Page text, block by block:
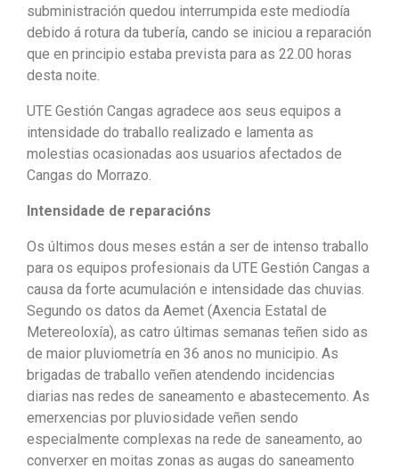
subministración quedou interrumpida este mediodía
debido á rotura da tubería, cando se iniciou a reparación
que en principio estaba prevista para as 22.00 horas
desta noite.
UTE Gestión Cangas agradece aos seus equipos a
intensidade do traballo realizado e lamenta as
molestias ocasionadas aos usuarios afectados de
Cangas do Morrazo.
Intensidade de reparacións
Os últimos dous meses están a ser de intenso traballo
para os equipos profesionais da UTE Gestión Cangas a
causa da forte acumulación e intensidade das chuvias.
Segundo os datos da Aemet (Axencia Estatal de
Metereoloxía), as catro últimas semanas teñen sido as
de maior pluviometría en 36 anos no municipio. As
brigadas de traballo veñen atendendo incidencias
diarias nas redes de saneamento e abastecemento. As
emerxencias por pluviosidade veñen sendo
especialmente complexas na rede de saneamento, ao
converxer en moitas zonas as augas do saneamento